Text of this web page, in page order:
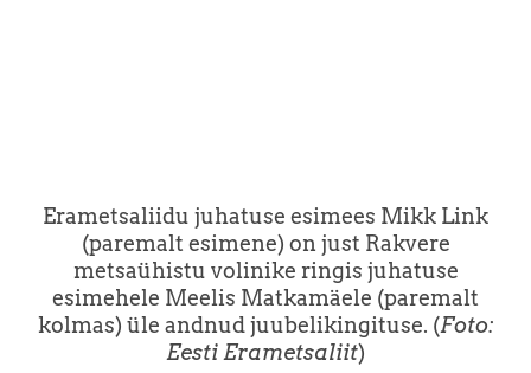
Erametsaliidu juhatuse esimees Mikk Link
(paremalt esimene) on just Rakvere
metsaühistu volinike ringis juhatuse
esimehele Meelis Matkamäele (paremalt
kolmas) üle andnud juubelikingituse. (Foto:
Eesti Erametsaliit)